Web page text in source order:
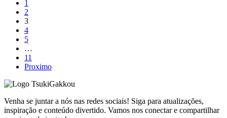
1
2
3
4
5
…
11
Proximo
TsukiGakkou
Venha se juntar a nós nas redes sociais! Siga para atualizações,
inspiração e conteúdo divertido. Vamos nos conectar e compartilhar